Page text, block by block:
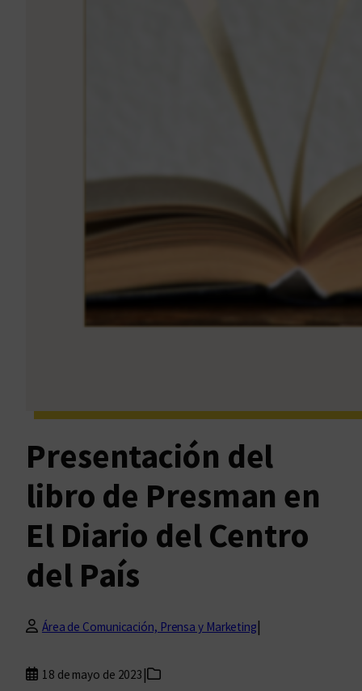
Presentación del
libro de Presman en
El Diario del Centro
del País
Área de Comunicación, Prensa y Marketing|
18 de mayo de 2023 |